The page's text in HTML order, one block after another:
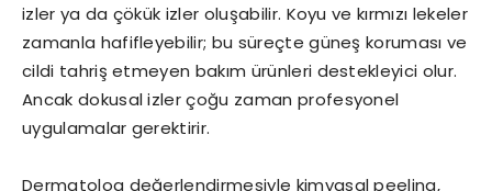
izler ya da çökük izler oluşabilir. Koyu ve kırmızı lekeler
zamanla hafifleyebilir; bu süreçte güneş koruması ve
cildi tahriş etmeyen bakım ürünleri destekleyici olur.
Ancak dokusal izler çoğu zaman profesyonel
uygulamalar gerektirir.
Dermatolog değerlendirmesiyle kimyasal peeling,